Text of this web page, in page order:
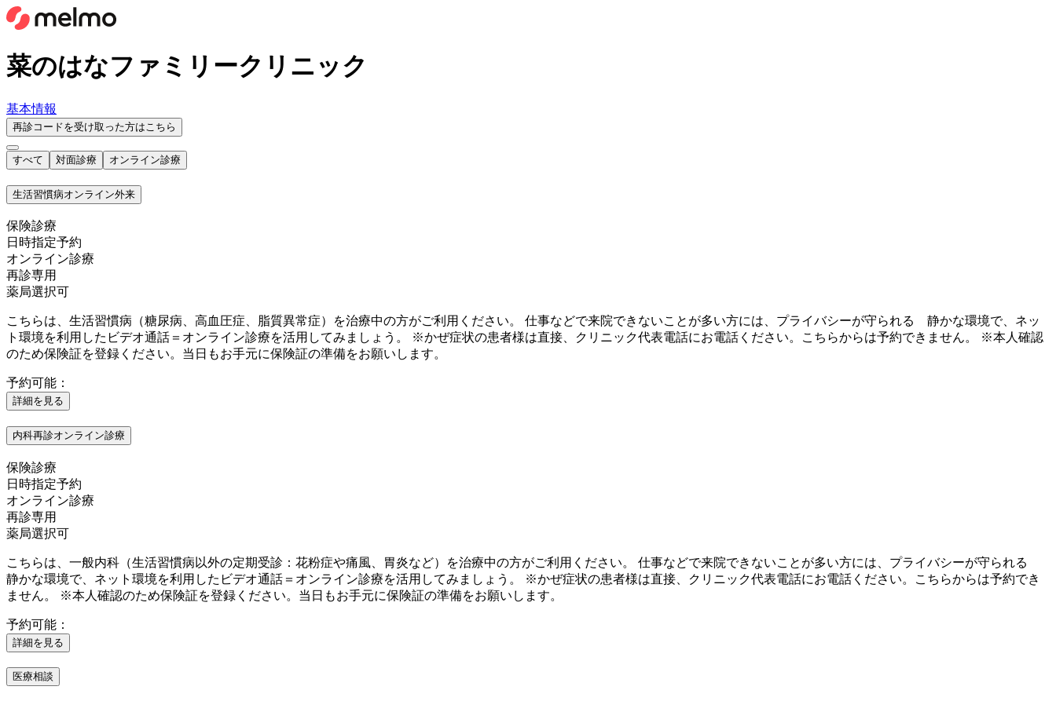
菜のはなファミリークリニック
基本情報
再診コードを受け取った方はこちら
すべて 対面診療 オンライン診療
生活習慣病オンライン外来
保険診療
日時指定予約
オンライン診療
再診専用
薬局選択可
こちらは、生活習慣病（糖尿病、高血圧症、脂質異常症）を治療中の方がご利用ください。 仕事などで来院できないことが多い方には、プライバシーが守られる 静かな環境で、ネッ
ト環境を利用したビデオ通話＝オンライン診療を活用してみましょう。 ※かぜ症状の患者様は直接、クリニック代表電話にお電話ください。こちらからは予約できません。 ※本人確認
のため保険証を登録ください。当日もお手元に保険証の準備をお願いします。
予約可能：
詳細を見る
内科再診オンライン診療
保険診療
日時指定予約
オンライン診療
再診専用
薬局選択可
こちらは、一般内科（生活習慣病以外の定期受診：花粉症や痛風、胃炎など）を治療中の方がご利用ください。 仕事などで来院できないことが多い方には、プライバシーが守られる
静かな環境で、ネット環境を利用したビデオ通話＝オンライン診療を活用してみましょう。 ※かぜ症状の患者様は直接、クリニック代表電話にお電話ください。こちらからは予約でき
ません。 ※本人確認のため保険証を登録ください。当日もお手元に保険証の準備をお願いします。
予約可能：
詳細を見る
医療相談